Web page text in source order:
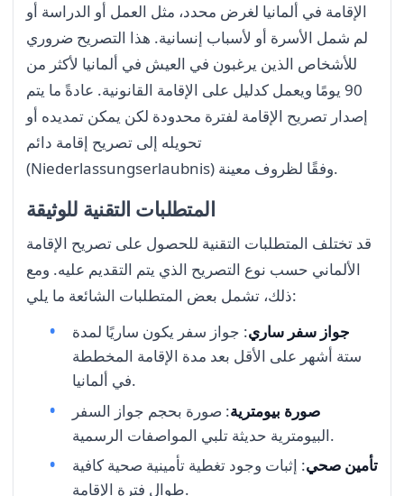
الإقامة في ألمانيا لغرض محدد، مثل العمل أو الدراسة أو
لم شمل الأسرة أو لأسباب إنسانية. هذا التصريح ضروري
للأشخاص الذين يرغبون في العيش في ألمانيا لأكثر من
90 يومًا ويعمل كدليل على الإقامة القانونية. عادةً ما يتم
إصدار تصريح الإقامة لفترة محدودة لكن يمكن تمديده أو
تحويله إلى تصريح إقامة دائم
(Niederlassungserlaubnis) وفقًا لظروف معينة.
المتطلبات التقنية للوثيقة
قد تختلف المتطلبات التقنية للحصول على تصريح الإقامة
الألماني حسب نوع التصريح الذي يتم التقديم عليه. ومع
ذلك، تشمل بعض المتطلبات الشائعة ما يلي:
جواز سفر ساري: جواز سفر يكون ساريًا لمدة
ستة أشهر على الأقل بعد مدة الإقامة المخططة
في ألمانيا.
صورة بيومترية: صورة بحجم جواز السفر
البيومترية حديثة تلبي المواصفات الرسمية.
تأمين صحي: إثبات وجود تغطية تأمينية صحية كافية
طوال فترة الإقامة.